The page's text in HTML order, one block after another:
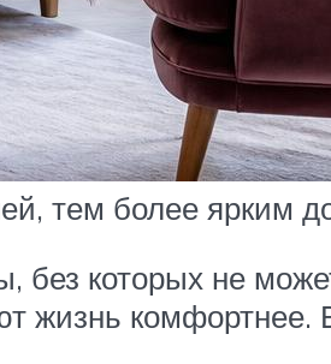
тем более ярким
которых не
жизнь